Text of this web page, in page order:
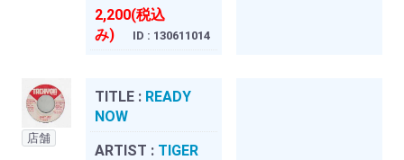
2,200(税込
み)
ID : 130611014
店舗
TITLE : READY
NOW
ARTIST : TIGER